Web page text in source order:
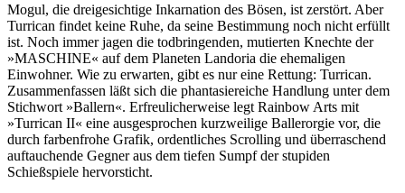
Mogul, die dreigesichtige Inkarnation des Bösen, ist zerstört. Aber
Turrican findet keine Ruhe, da seine Bestimmung noch nicht erfüllt
ist. Noch immer jagen die todbringenden, mutierten Knechte der
»MASCHINE« auf dem Planeten Landoria die ehemaligen
Einwohner. Wie zu erwarten, gibt es nur eine Rettung: Turrican.
Zusammenfassen läßt sich die phantasiereiche Handlung unter dem
Stichwort »Ballern«. Erfreulicherweise legt Rainbow Arts mit
»Turrican II« eine ausgesprochen kurzweilige Ballerorgie vor, die
durch farbenfrohe Grafik, ordentliches Scrolling und überraschend
auftauchende Gegner aus dem tiefen Sumpf der stupiden
Schießspiele hervorsticht.